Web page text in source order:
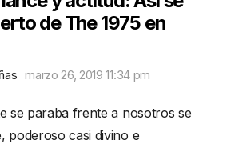
de The 1975 en
marzo 26, 2019 11:34 pm
se paraba frente a nosotros se
poderoso casi divino e